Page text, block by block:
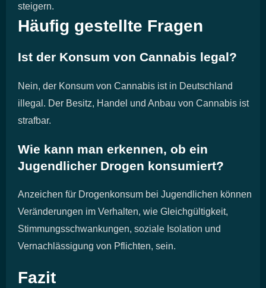
steigern.
Häufig gestellte Fragen
Ist der Konsum von Cannabis legal?
Nein, der Konsum von Cannabis ist in Deutschland
illegal. Der Besitz, Handel und Anbau von Cannabis ist
strafbar.
Wie kann man erkennen, ob ein
Jugendlicher Drogen konsumiert?
Anzeichen für Drogenkonsum bei Jugendlichen können
Veränderungen im Verhalten, wie Gleichgültigkeit,
Stimmungsschwankungen, soziale Isolation und
Vernachlässigung von Pflichten, sein.
Fazit